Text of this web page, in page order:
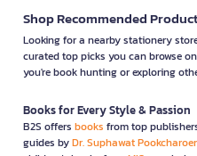
Shop Recommended
Looking for a nearby stationery
curated top picks you can browse
you're book hunting or exploring
Books for Every Style & Passion
B2S offers books from top
guides byDr. Suphawat